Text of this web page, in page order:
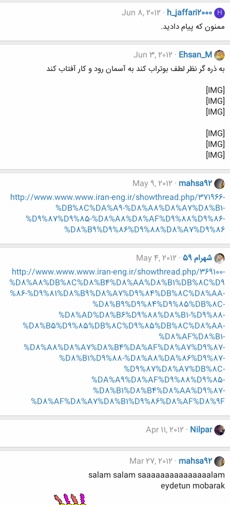
H
h_jaffari2000
Jun 8, 2012
ممنون که پیام دادید.
Ehsan_M
Jun 3, 2012
به ذره گر نظر لطف بوتراب کند به آسمان رود و کار آفتاب کند
[IMG]
[IMG]
[IMG]
[IMG]
[IMG]
[IMG]
mahsa92
May 9, 2012
http://www.www.www.iran-eng.ir/showthread.php/371966-
%DB%8C%DA%A9-%D8%A8%D8%A7%D8%B1-
%D9%87%D9%85-%D8%A8%D8%AF%D9%88%D9%86-
%D8%B9%D9%86%D9%88%D8%A7%D9%86
شهرام 59
May 4, 2012
http://www.www.www.iran-eng.ir/showthread.php/369100-
%D8%A8%DB%8C%D8%B4%D8%AA%D8%B1%DB%8C%D9
%86-%D9%81%D8%B9%D8%A7%D9%84%DB%8C%D8%AA-
%D8%B9%D9%84%D9%85%DB%8C-
%D8%AD%D8%B6%D9%88%D8%B1-%D9%88-
%D8%B5%D9%85%DB%8C%D9%85%DB%8C%D8%AA-
%D8%AF%D8%B1-
%D8%A8%D8%A7%D8%B4%DA%AF%D8%A7%D9%87-
%D8%B1%D9%88-%D8%A8%DA%86%D9%87-
%D9%87%D8%A7%DB%8C-
%DA%A9%D8%AF%D9%88%D9%85-
%D8%B1%D8%B4%D8%AA%D9%87-
%D8%AF%D8%A7%D8%B1%D9%86%D8%AF%D8%9F
Nilpar
Apr 11, 2012
mahsa92
Mar 27, 2012
salam salam saaaaaaaaaaaaaaalam
eydetun mobarak